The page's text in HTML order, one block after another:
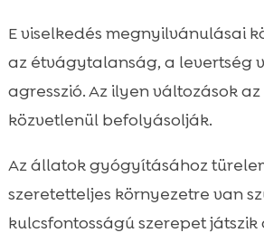
E viselkedés megnyilvánulásai
az étvágytalanság, a levertség
agresszió. Az ilyen változások
közvetlenül befolyásolják.
Az állatok gyógyításához
szeretetteljes környezetre van
kulcsfontosságú szerepet